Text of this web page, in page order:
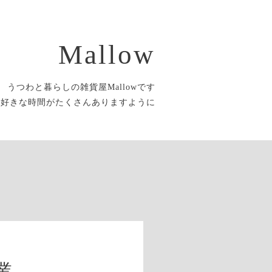
Mallow
うつわと暮らしの雑貨屋Mallowです
きな時間がたくさんありますように